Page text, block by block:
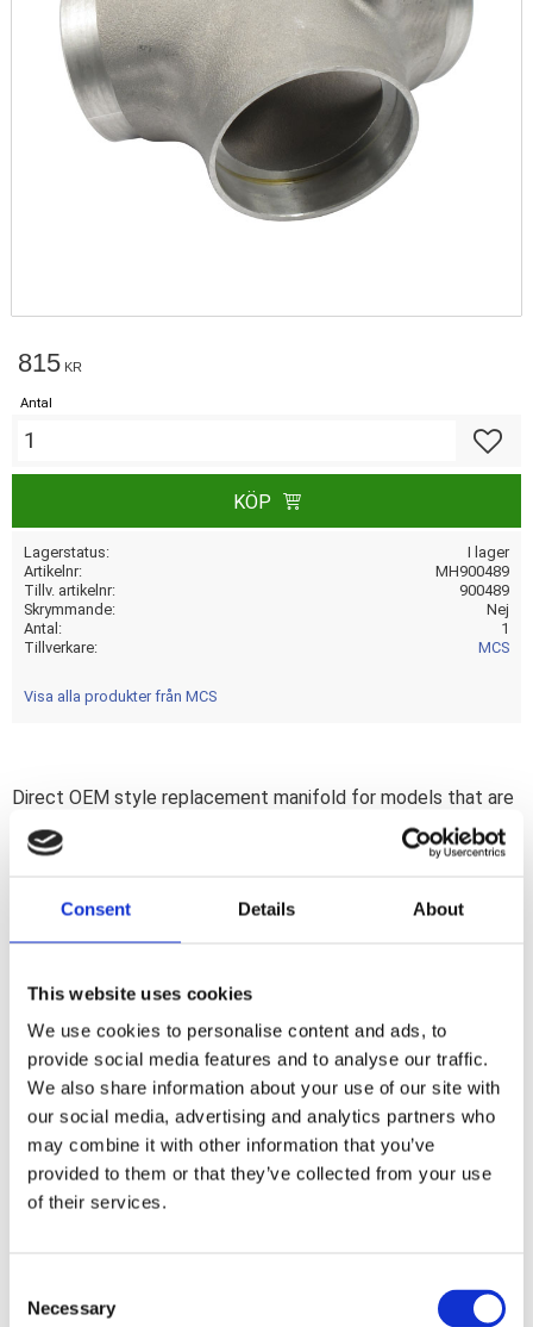
Consent Details About
This website uses cookies
We use cookies to personalise content and ads, to
provide social media features and to analyse our traffic.
We also share information about your use of our site with
our social media, advertising and analytics partners who
may combine it with other information that you’ve
provided to them or that they’ve collected from your use
of their services.
Necessary
815 KR
Antal
KÖP
Lagerstatus
I lager
Artikelnr
MH900489
Tillv. artikelnr
900489
Skrymmande
Nej
Antal
1
Tillverkare
MCS
Visa alla produkter från MCS
Direct OEM style replacement manifold for models that are
equipped with the stock Constant Vacuum carburetor. OEM
replacement reference 27024-04.
a
c
e
b
o
o
k
Omdömen
Du
Bli den första att lämna ett omdöme.